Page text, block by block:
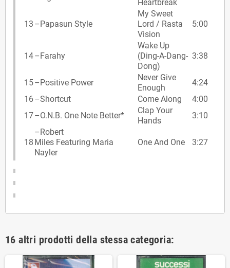
Heartbreak
13 – Papasun Style
My Sweet
Lord / Rasta
Vision
5:00
14– Farahy
Wake Up
(Ding-A-Dang-
Dong)
3:38
15– Positive Power
Never Give
Enough
4:24
16–Shortcut Come Along
4:00
17–O.N.B. One Note Better*
Clap Your
Hands
3:10
18
– Robert
Miles Featuring Maria
Nayler
One And One 3:27
16 altri prodotti della stessa categoria: